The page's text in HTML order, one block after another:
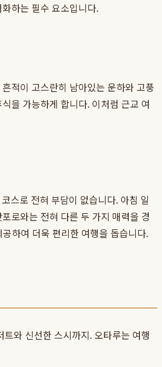
하는 필수 요소입니다.
적이 고스란히 남아있는 운하와 고풍
을 가능하게 합니다. 이처럼 근교 여
코스로 전혀 부담이 없습니다. 아침 일
로와는 전혀 다른 두 가지 매력을 경
하여 더욱 편리한 여행을 돕습니다.
와 신선한 스시까지. 오타루는 여행